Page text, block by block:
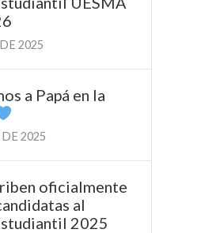
2025
a Papá en la
2025
oficialmente
al
2025